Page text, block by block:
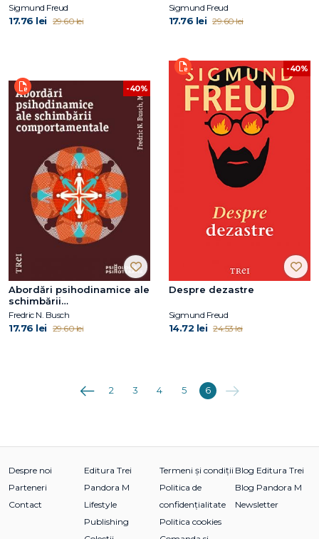
Sigmund Freud
17.76 lei 29.60 lei
Sigmund Freud
17.76 lei 29.60 lei
-40%
Abordări psihodinamice ale
schimbării
comportamentale
Fredric N. Busch
17.76 lei 29.60 lei
-40%
Despre dezastre
Sigmund Freud
14.72 lei 24.53 lei
Anterioara
2 3 4 5 6 Următoarea
Despre noi
Parteneri
Contact
Editura Trei
Pandora M
Lifestyle
Publishing
Termeni și condiții
Politica de
confidențialitate
Politica cookies
Blog Editura Trei
Blog Pandora M
Newsletter